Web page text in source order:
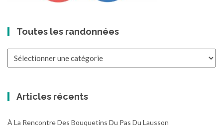
Toutes les randonnées
Articles récents
À La Rencontre Des Bouquetins Du Pas Du Lausson